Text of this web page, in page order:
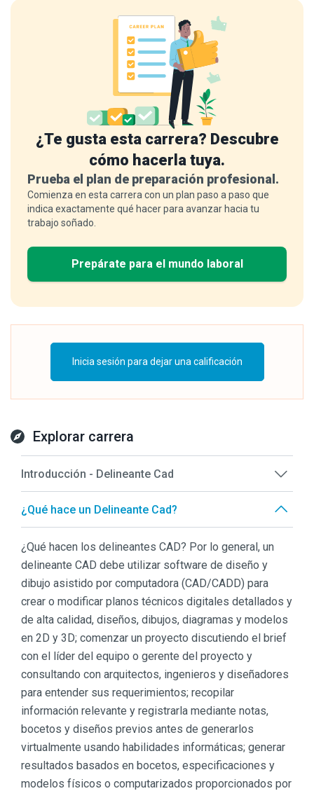
¿Te gusta esta carrera? Descubre
cómo hacerla tuya.
Prueba el plan de preparación profesional.
Comienza en esta carrera con un plan paso a paso que
indica exactamente qué hacer para avanzar hacia tu
trabajo soñado.
Prepárate para el mundo laboral
Inicia sesión para dejar una calificación
Explorar carrera
Introducción - Delineante Cad
¿Qué hace un Delineante Cad?
¿Qué hacen los delineantes CAD? Por lo general, un
delineante CAD debe utilizar software de diseño y
dibujo asistido por computadora (CAD/CADD) para
crear o modificar planos técnicos digitales detallados y
de alta calidad, diseños, dibujos, diagramas y modelos
en 2D y 3D; comenzar un proyecto discutiendo el brief
con el líder del equipo o gerente del proyecto y
consultando con arquitectos, ingenieros y diseñadores
para entender sus requerimientos; recopilar
información relevante y registrarla mediante notas,
bocetos y diseños previos antes de generarlos
virtualmente usando habilidades informáticas; generar
resultados basados en bocetos, especificaciones y
modelos físicos o computarizados proporcionados por